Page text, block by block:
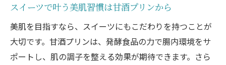
スイーツで叶う美肌習慣は甘酒プリンから
美肌を目指すなら、スイーツにもこだわりを持つことが
大切です。甘酒プリンは、発酵食品の力で腸内環境をサ
ポートし、肌の調子を整える効果が期待できます。さら